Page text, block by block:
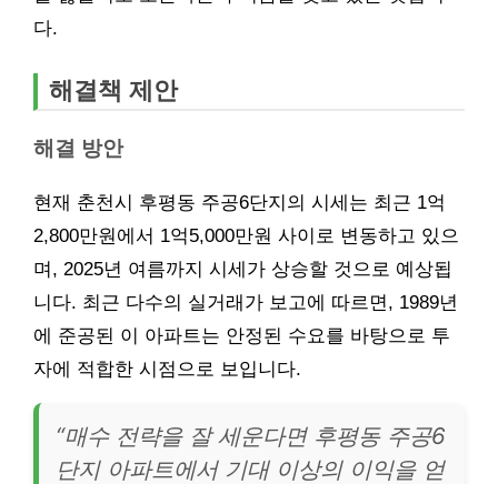
다.
해결책 제안
해결 방안
현재 춘천시 후평동 주공6단지의 시세는 최근 1억
2,800만원에서 1억5,000만원 사이로 변동하고 있으
며, 2025년 여름까지 시세가 상승할 것으로 예상됩
니다. 최근 다수의 실거래가 보고에 따르면, 1989년
에 준공된 이 아파트는 안정된 수요를 바탕으로 투
자에 적합한 시점으로 보입니다.
“매수 전략을 잘 세운다면 후평동 주공6
단지 아파트에서 기대 이상의 이익을 얻